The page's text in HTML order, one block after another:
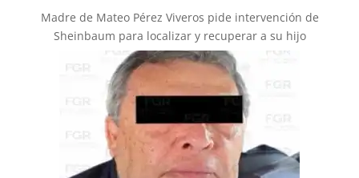
Madre de Mateo Pérez Viveros pide intervención de
Sheinbaum para localizar y recuperar a su hijo